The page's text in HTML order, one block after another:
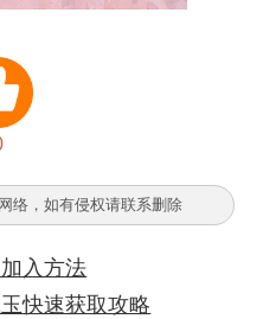
络，如有侵权请联系删除
入方法
快速获取攻略